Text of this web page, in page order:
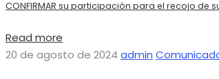
CONFIRMAR su participación para el recojo de su
Read more
20 de agosto de 2024 admin